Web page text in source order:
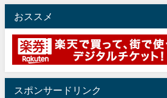
おススメ
スポンサードリンク